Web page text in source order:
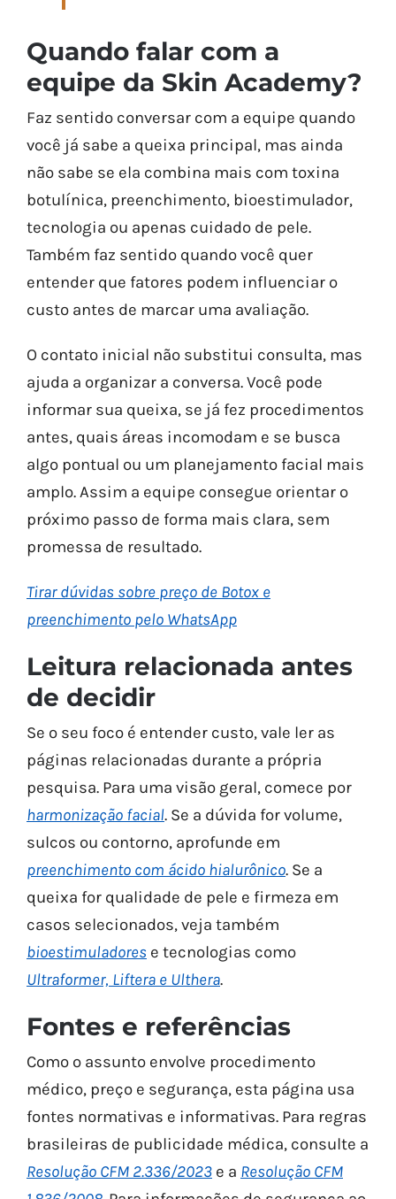
Quando falar com a
equipe da Skin Academy?
Faz sentido conversar com a equipe quando
você já sabe a queixa principal, mas ainda
não sabe se ela combina mais com toxina
botulínica, preenchimento, bioestimulador,
tecnologia ou apenas cuidado de pele.
Também faz sentido quando você quer
entender que fatores podem influenciar o
custo antes de marcar uma avaliação.
O contato inicial não substitui consulta, mas
ajuda a organizar a conversa. Você pode
informar sua queixa, se já fez procedimentos
antes, quais áreas incomodam e se busca
algo pontual ou um planejamento facial mais
amplo. Assim a equipe consegue orientar o
próximo passo de forma mais clara, sem
promessa de resultado.
Tirar dúvidas sobre preço de Botox e
preenchimento pelo WhatsApp
Leitura relacionada antes
de decidir
Se o seu foco é entender custo, vale ler as
páginas relacionadas durante a própria
pesquisa. Para uma visão geral, comece por
harmonização facial. Se a dúvida for volume,
sulcos ou contorno, aprofunde em
preenchimento com ácido hialurônico. Se a
queixa for qualidade de pele e firmeza em
casos selecionados, veja também
bioestimuladores e tecnologias como
Ultraformer, Liftera e Ulthera.
Fontes e referências
Como o assunto envolve procedimento
médico, preço e segurança, esta página usa
fontes normativas e informativas. Para regras
brasileiras de publicidade médica, consulte a
Resolução CFM 2.336/2023 e a Resolução CFM